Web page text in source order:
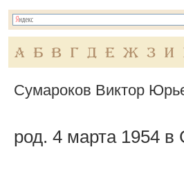
А Б В Г Д Е Ж З И
Сумароков Виктор
род. 4 марта 1954